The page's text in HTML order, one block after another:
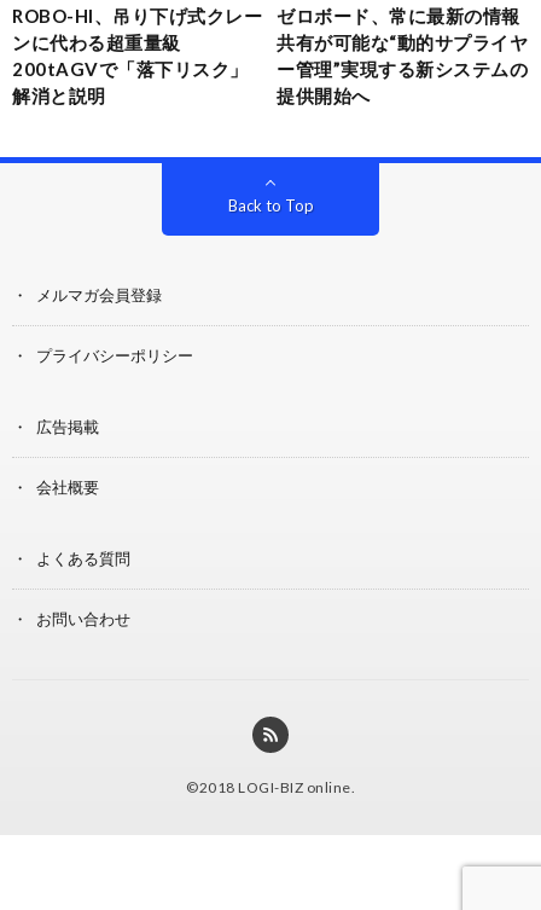
ROBO-HI、吊り下げ式クレー
ンに代わる超重量級
200tAGVで「落下リスク」
解消と説明
ゼロボード、常に最新の情報
共有が可能な“動的サプライヤ
ー管理”実現する新システムの
提供開始へ
Back to Top
メルマガ会員登録
プライバシーポリシー
広告掲載
会社概要
よくある質問
お問い合わせ
©2018 LOGI-BIZ online.